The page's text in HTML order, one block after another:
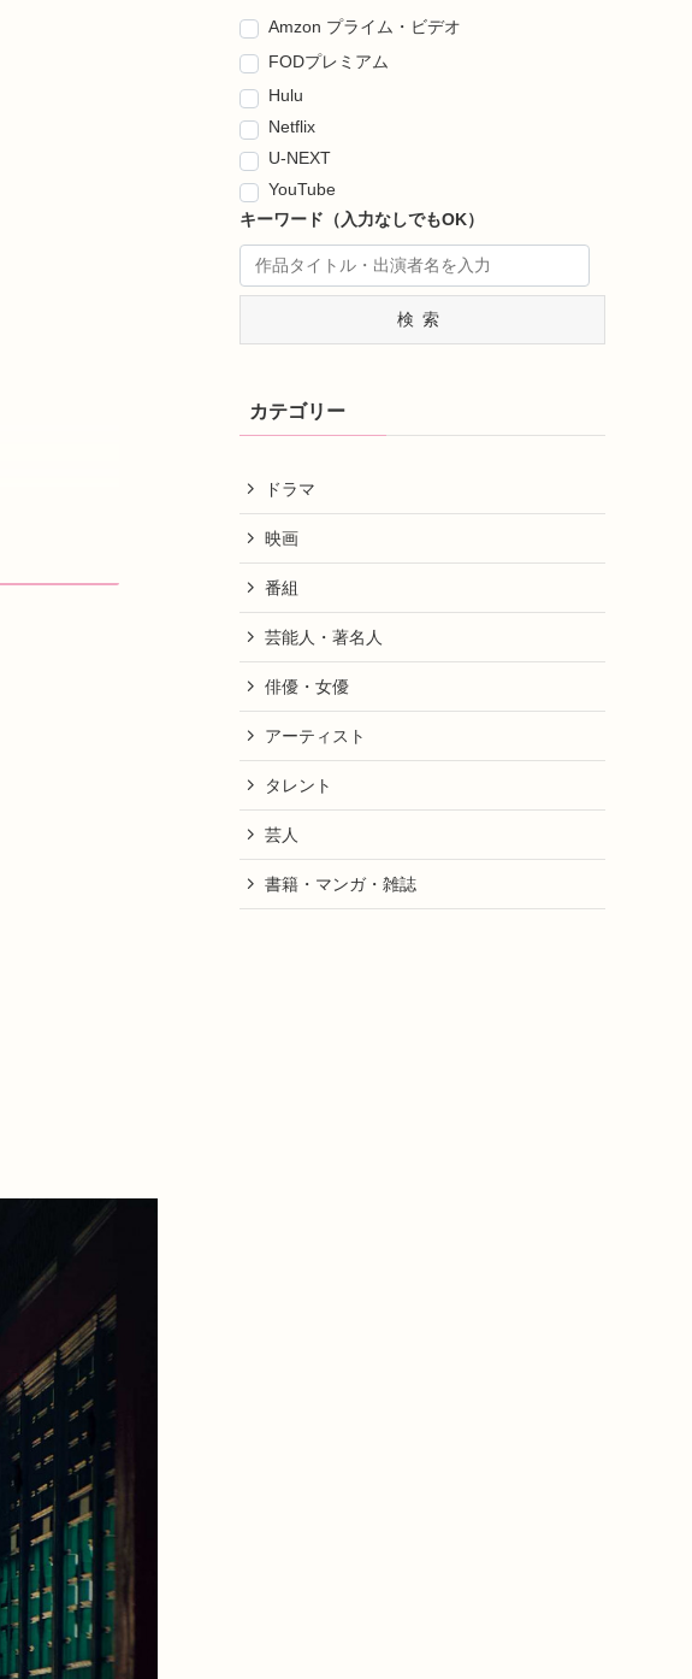
Amzon プライム・ビデオ
FODプレミアム
Hulu
Netflix
U-NEXT
YouTube
キーワード（入力なしでもOK）
検索
カテゴリー
ドラマ
映画
番組
芸能人・著名人
俳優・女優
アーティスト
タレント
芸人
書籍・マンガ・雑誌